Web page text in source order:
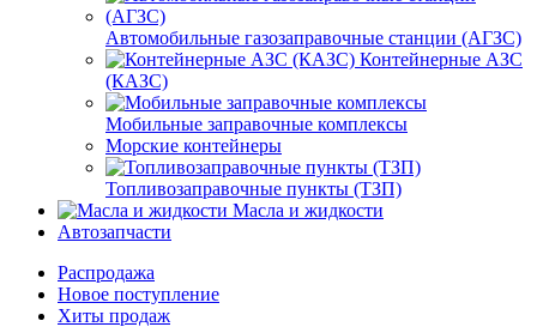
Автомобильные газозаправочные станции (АГЗС)
Контейнерные АЗС
(КАЗС)
Мобильные заправочные комплексы
Морские контейнеры
Топливозаправочные пункты (ТЗП)
Масла и жидкости
Автозапчасти
Распродажа
Новое поступление
Хиты продаж